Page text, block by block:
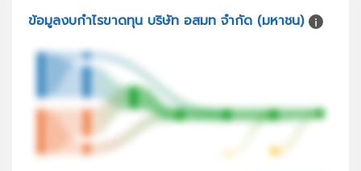
ข้อมูลงบกำไรขาดทุน บริษัท อสมท จำกัด (มหาชน)